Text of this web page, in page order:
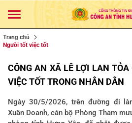
Trang chủ
Người tốt việc tốt
CÔNG AN XÃ LÊ LỢI LAN TỎA
VIỆC TỐT TRONG NHÂN DÂN
Ngày 30/5/2026, trên đường đi
Xuân Doanh, cán bộ Phòng Tham